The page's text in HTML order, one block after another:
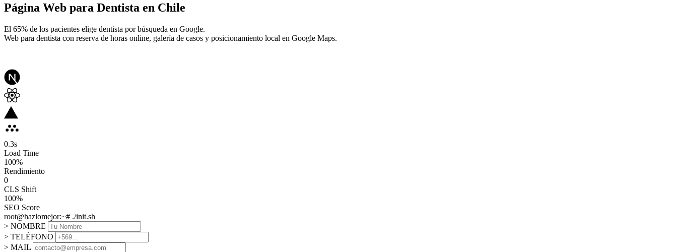
Página Web para Dentista en Chile
El 65% de los pacientes elige dentista por búsqueda en Google.
Web para dentista con reserva de horas online, galería de casos y posicionamiento local en Google Maps.
0.3s
Load Time
100%
Rendimiento
0
CLS Shift
100%
SEO Score
root@hazlomejor:~# ./init.sh
> NOMBRE
> TELÉFONO
> MAIL